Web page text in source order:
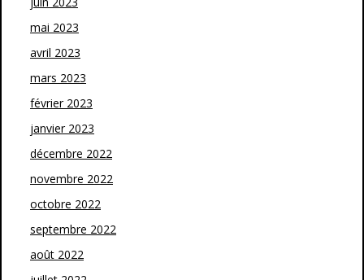
mai 2023
avril 2023
mars 2023
février 2023
janvier 2023
décembre 2022
novembre 2022
octobre 2022
septembre 2022
août 2022